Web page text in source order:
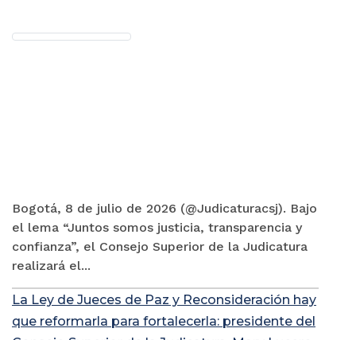
Bogotá, 8 de julio de 2026 (@Judicaturacsj). Bajo
el lema “Juntos somos justicia, transparencia y
confianza”, el Consejo Superior de la Judicatura
realizará el...
La Ley de Jueces de Paz y Reconsideración hay
que reformarla para fortalecerla: presidente del